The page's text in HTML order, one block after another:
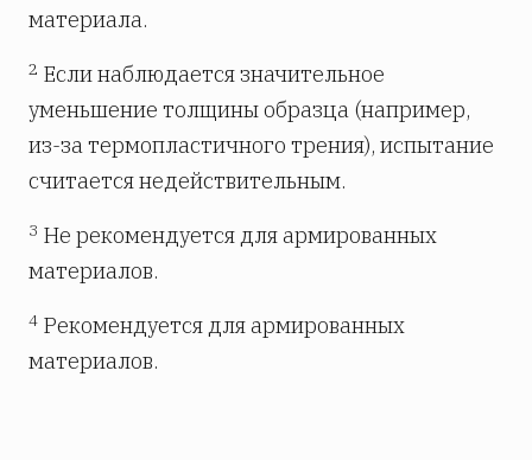
материала.
2 Если наблюдается значительное
уменьшение толщины образца (например,
из-за термопластичного трения), испытание
считается недействительным.
3 Не рекомендуется для армированных
материалов.
4 Рекомендуется для армированных
материалов.